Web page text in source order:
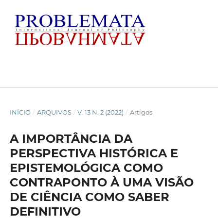
INÍCIO / ARQUIVOS / V. 13 N. 2 (2022) / Artigos
A IMPORTÂNCIA DA
PERSPECTIVA HISTÓRICA E
EPISTEMOLÓGICA COMO
CONTRAPONTO À UMA VISÃO
DE CIÊNCIA COMO SABER
DEFINITIVO